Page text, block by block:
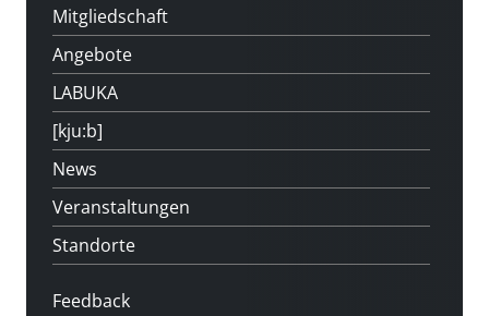
Mitgliedschaft
Angebote
LABUKA
[kju:b]
News
Veranstaltungen
Standorte
Feedback